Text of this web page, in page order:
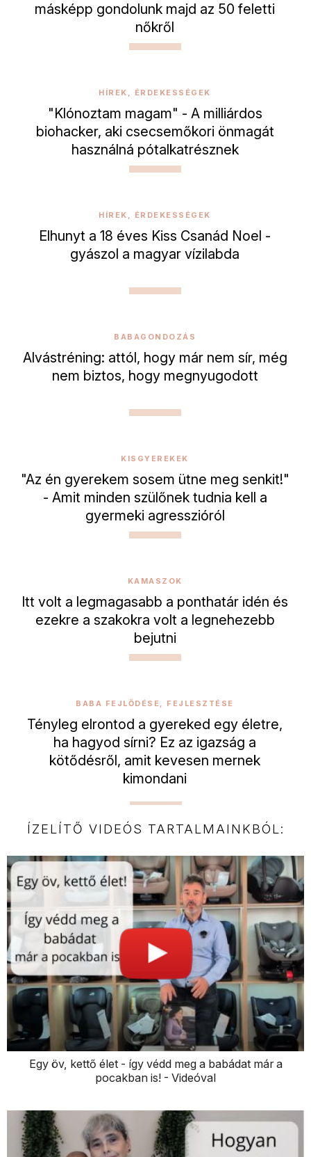
másképp gondolunk majd az 50 feletti
nőkről
HÍREK, ÉRDEKESSÉGEK
"Klónoztam magam" - A milliárdos
biohacker, aki csecsemőkori önmagát
használná pótalkatrésznek
HÍREK, ÉRDEKESSÉGEK
Elhunyt a 18 éves Kiss Csanád Noel -
gyászol a magyar vízilabda
BABAGONDOZÁS
Alvástréning: attól, hogy már nem sír, még
nem biztos, hogy megnyugodott
KISGYEREKEK
"Az én gyerekem sosem ütne meg senkit!"
- Amit minden szülőnek tudnia kell a
gyermeki agresszióról
KAMASZOK
Itt volt a legmagasabb a ponthatár idén és
ezekre a szakokra volt a legnehezebb
bejutni
BABA FEJLŐDÉSE, FEJLESZTÉSE
Tényleg elrontod a gyereked egy életre,
ha hagyod sírni? Ez az igazság a
kötődésről, amit kevesen mernek
kimondani
ÍZELÍTŐ VIDEÓS TARTALMAINKBÓL:
Egy öv, kettő élet - így védd meg a babádat már a
pocakban is! - Videóval